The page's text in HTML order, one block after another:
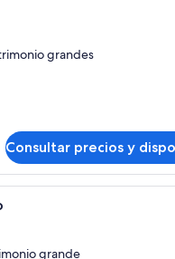
grandes
Consultar precios y
un televisor y una ventana con
Baño | Artículos
grande